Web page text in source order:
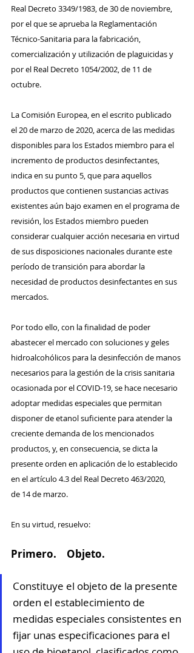
Real Decreto 3349/1983, de 30 de noviembre,
por el que se aprueba la Reglamentación
Técnico-Sanitaria para la fabricación,
comercialización y utilización de plaguicidas y
por el Real Decreto 1054/2002, de 11 de
octubre.
La Comisión Europea, en el escrito publicado
el 20 de marzo de 2020, acerca de las medidas
disponibles para los Estados miembro para el
incremento de productos desinfectantes,
indica en su punto 5, que para aquellos
productos que contienen sustancias activas
existentes aún bajo examen en el programa de
revisión, los Estados miembro pueden
considerar cualquier acción necesaria en virtud
de sus disposiciones nacionales durante este
período de transición para abordar la
necesidad de productos desinfectantes en sus
mercados.
Por todo ello, con la finalidad de poder
abastecer el mercado con soluciones y geles
hidroalcohólicos para la desinfección de manos
necesarios para la gestión de la crisis sanitaria
ocasionada por el COVID-19, se hace necesario
adoptar medidas especiales que permitan
disponer de etanol suficiente para atender la
creciente demanda de los mencionados
productos, y, en consecuencia, se dicta la
presente orden en aplicación de lo establecido
en el artículo 4.3 del Real Decreto 463/2020,
de 14 de marzo.
En su virtud, resuelvo:
Primero. Objeto.
Constituye el objeto de la presente
orden el establecimiento de
medidas especiales consistentes en
fijar unas especificaciones para el